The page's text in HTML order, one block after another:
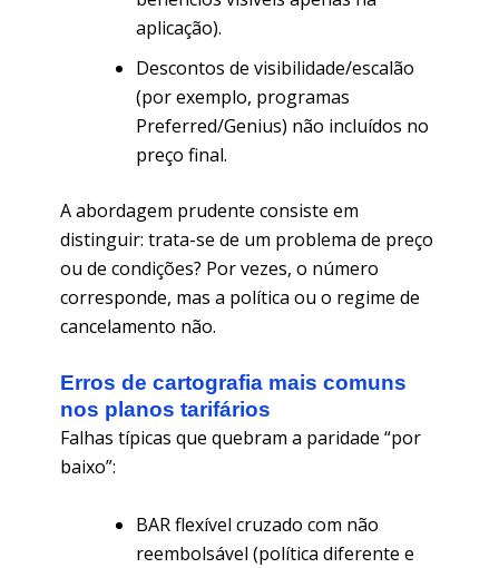
aplicação).
Descontos de visibilidade/escalão
(por exemplo, programas
Preferred/Genius) não incluídos no
preço final.
A abordagem prudente consiste em
distinguir: trata-se de um problema de preço
ou de condições? Por vezes, o número
corresponde, mas a política ou o regime de
cancelamento não.
Erros de cartografia mais comuns
nos planos tarifários
Falhas típicas que quebram a paridade “por
baixo”:
BAR flexível cruzado com não
reembolsável (política diferente e